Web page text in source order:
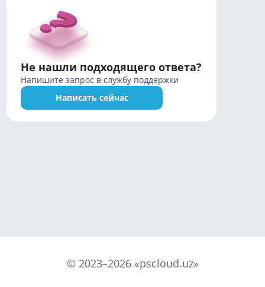
Не нашли подходящего ответа?
Напишите запрос в службу поддержки
Написать сейчас
© 2023–2026 «pscloud.uz»